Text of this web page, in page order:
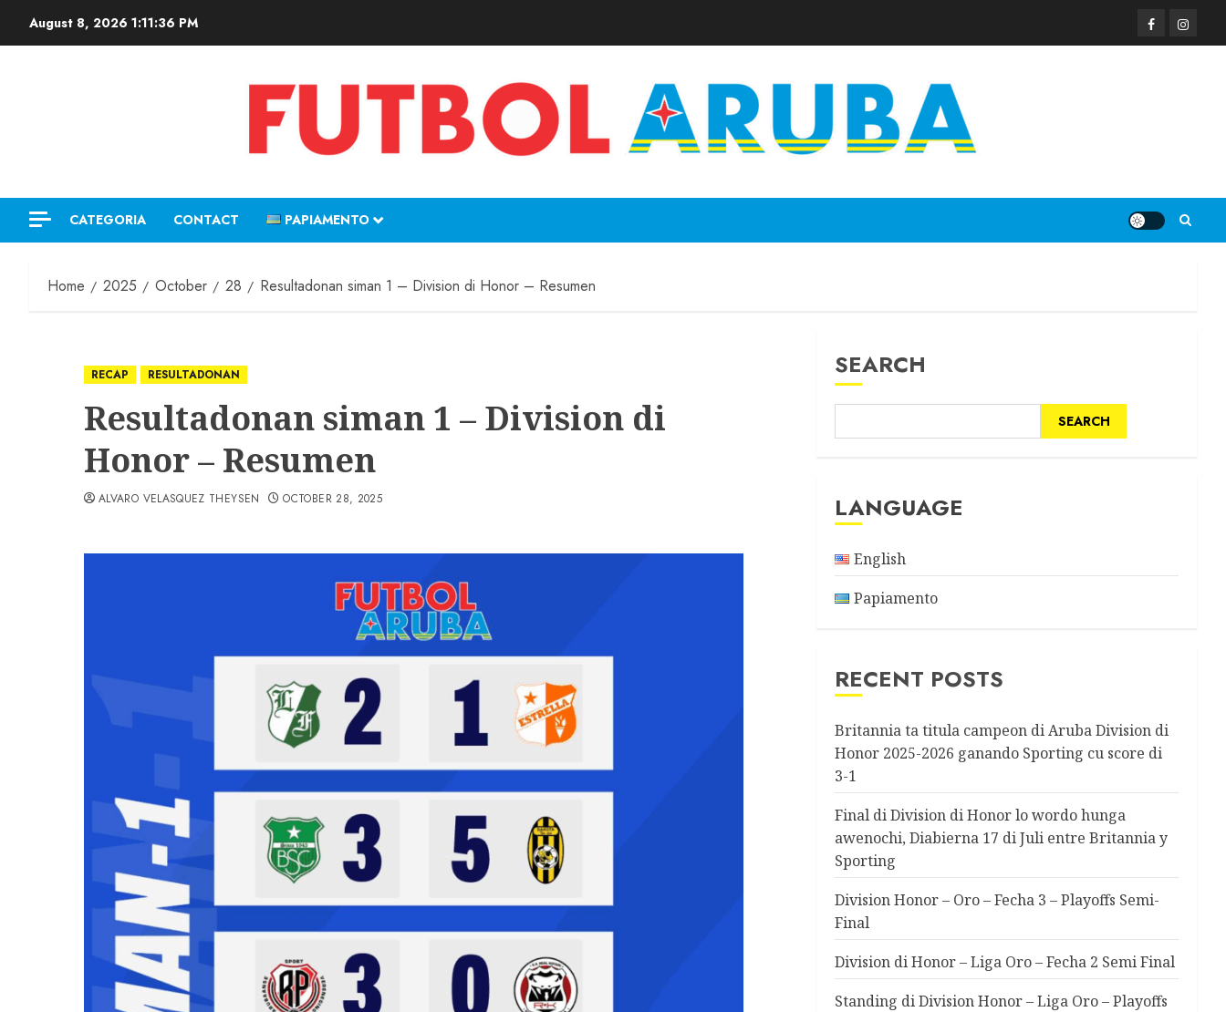
August 8, 2026 1:11:37 PM
CATEGORIA CONTACT PAPIAMENTO
Home 2025 October 28 Resultadonan siman 1 – Division di Honor – Resumen
RECAP RESULTADONAN
Resultadonan siman 1 – Division di
Honor – Resumen
ALVARO VELASQUEZ THEYSEN OCTOBER 28, 2025
SEARCH
SEARCH
LANGUAGE
English
Papiamento
RECENT POSTS
Britannia ta titula campeon di Aruba Division di
Honor 2025-2026 ganando Sporting cu score di
3-1
Final di Division di Honor lo wordo hunga
awenochi, Diabierna 17 di Juli entre Britannia y
Sporting
Division Honor – Oro – Fecha 3 – Playoffs Semi-
Final
Division di Honor – Liga Oro – Fecha 2 Semi Final
Standing di Division Honor – Liga Oro – Playoffs